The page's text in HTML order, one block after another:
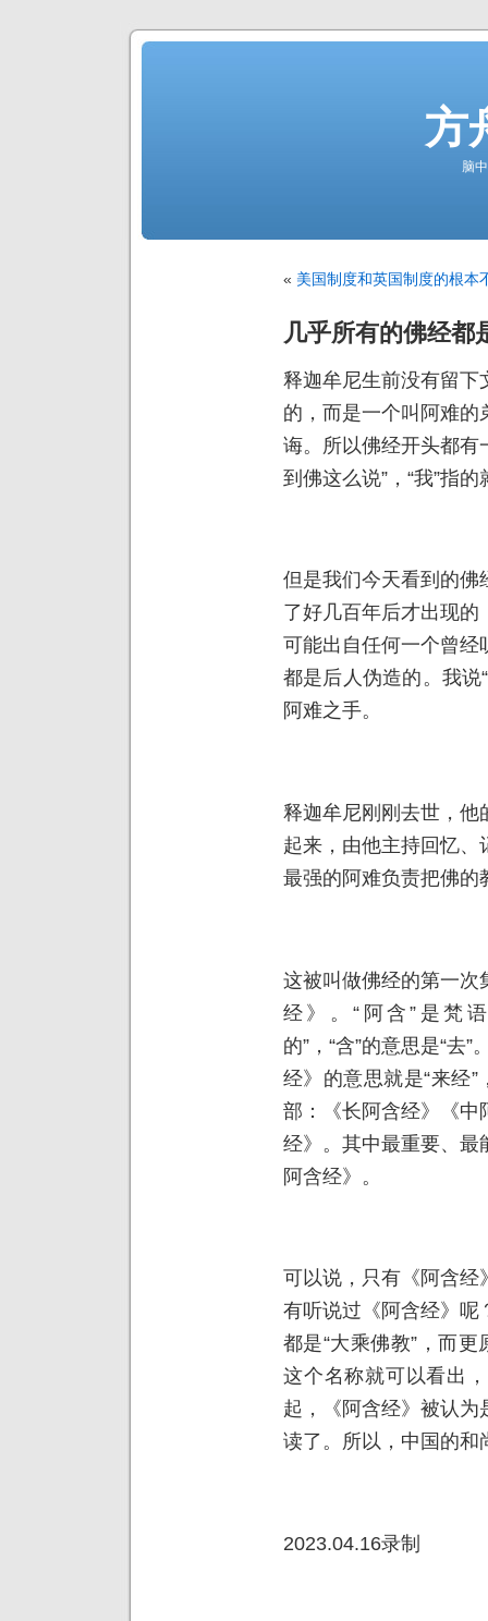
方
脑
« 美国制度和英国制度的根本
几乎所有的佛经都
释迦牟尼生前没有留下
的，而是一个叫阿难
诲。所以佛经开头都有
到佛这么说”，“我”指
但是我们今天看到的佛
了好几百年后才出现
可能出自任何一个曾经
都是后人伪造的。我说
阿难之手。
释迦牟尼刚刚去世，他
起来，由他主持回忆
最强的阿难负责把佛的
这被叫做佛经的第一次
经》。“阿含”是梵
的”，“含”的意思是“去”
经》的意思就是“来经
部：《长阿含经》《中
经》。其中最重要、最
阿含经》。
可以说，只有《阿含经
有听说过《阿含经》呢
都是“大乘佛教”，而
这个名称就可以看出
起，《阿含经》被认
读了。所以，中国的和
2023.04.16录制